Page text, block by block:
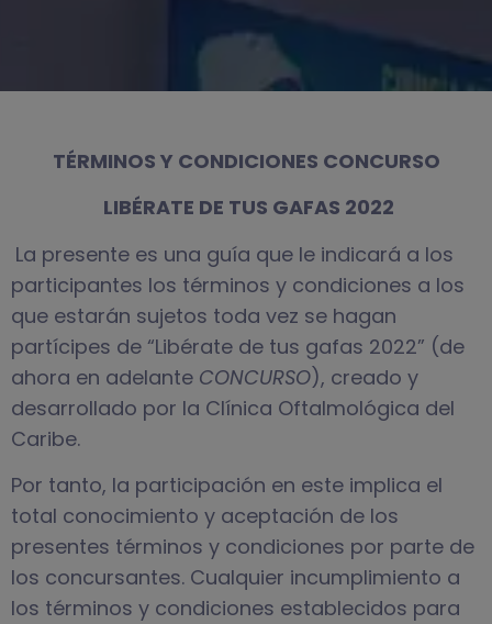
TÉRMINOS Y CONDICIONES CONCURSO
LIBÉRATE DE TUS GAFAS 2022
La presente es una guía que le indicará a los
participantes los términos y condiciones a los
que estarán sujetos toda vez se hagan
partícipes de “Libérate de tus gafas 2022” (de
ahora en adelante CONCURSO), creado y
desarrollado por la Clínica Oftalmológica del
Caribe.
Por tanto, la participación en este implica el
total conocimiento y aceptación de los
presentes términos y condiciones por parte de
los concursantes. Cualquier incumplimiento a
los términos y condiciones establecidos para